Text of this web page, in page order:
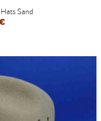
Sand